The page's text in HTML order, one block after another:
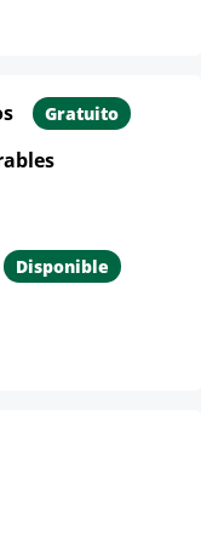
Gratuito
Disponible